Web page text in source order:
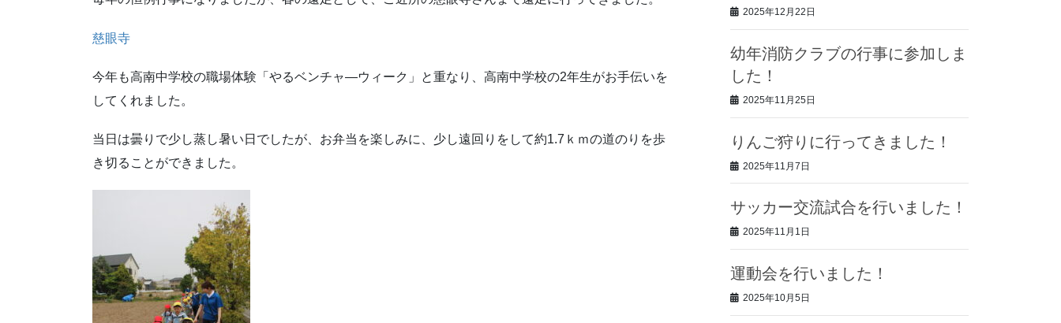
慈眼寺
今年も高南中学校の職場体験「やるベンチャ―ウィーク」と重なり、高南中学校の2年生がお手伝いを
してくれました。
当日は曇りで少し蒸し暑い日でしたが、お弁当を楽しみに、少し遠回りをして約1.7ｋｍの道のりを歩
き切ることができました。
2025年12月22日
幼年消防クラブの行事に参加しま
した！
2025年11月25日
りんご狩りに行ってきました！
2025年11月7日
サッカー交流試合を行いました！
2025年11月1日
運動会を行いました！
2025年10月5日